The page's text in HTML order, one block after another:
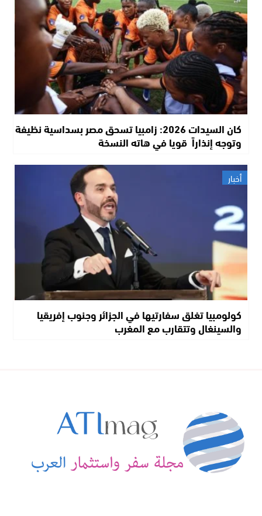
كان السيدات 2026: زامبيا تسحق مصر بسداسية نظيفة
وتوجه إنذاراً قويا في هاته النسخة
أخبار
كولومبيا تغلق سفارتيها في الجزائر وجنوب إفريقيا
والسينغال وتتقارب مع المغرب